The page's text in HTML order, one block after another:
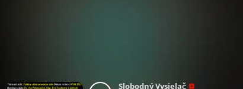
Slobodný Vysielač